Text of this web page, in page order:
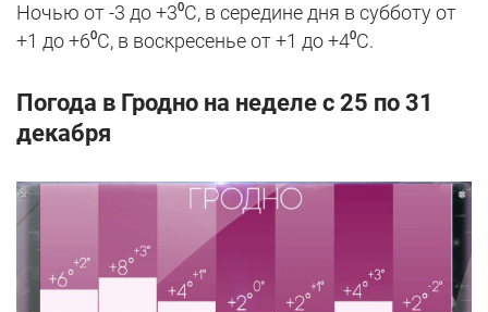
Ночью от -3 до +3⁰С, в середине дня в субботу от
+1 до +6⁰С, в воскресенье от +1 до +4⁰С.
Погода в Гродно на неделе с 25 по 31
декабря